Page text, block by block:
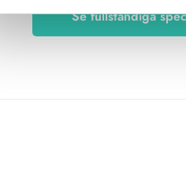
Se fullständiga